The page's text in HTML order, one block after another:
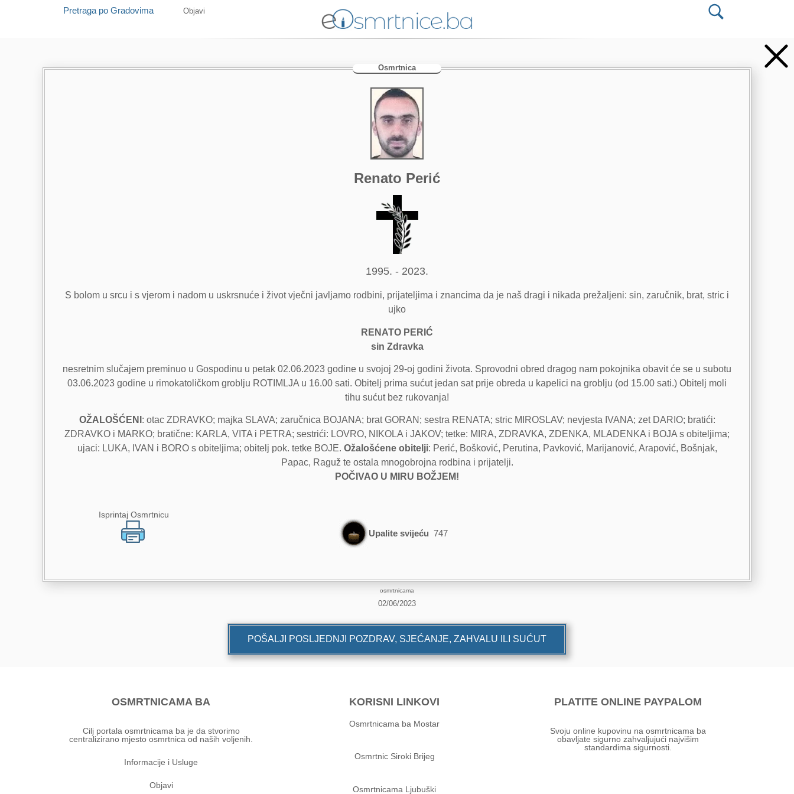
Pretraga po Gradovima Objavi
Osmrtnica
Renato Perić
1995. - 2023.
S bolom u srcu i s vjerom i nadom u uskrsnuće i život vječni javljamo rodbini, prijateljima i znancima da je naš dragi i nikada prežaljeni: sin, zaručnik, brat, stric i
ujko
RENATO PERIĆ
sin Zdravka
nesretnim slučajem preminuo u Gospodinu u petak 02.06.2023 godine u svojoj 29-oj godini života. Sprovodni obred dragog nam pokojnika obavit će se u subotu
03.06.2023 godine u rimokatoličkom groblju ROTIMLJA u 16.00 sati. Obitelj prima sućut jedan sat prije obreda u kapelici na groblju (od 15.00 sati.) Obitelj moli
tihu sućut bez rukovanja!
OŽALOŠĆENI : otac ZDRAVKO; majka SLAVA; zaručnica BOJANA; brat GORAN; sestra RENATA; stric MIROSLAV; nevjesta IVANA; zet DARIO; bratići:
ZDRAVKO i MARKO; bratične: KARLA, VITA i PETRA; sestrići: LOVRO, NIKOLA i JAKOV; tetke: MIRA, ZDRAVKA, ZDENKA, MLADENKA i BOJA s obiteljima;
ujaci: LUKA, IVAN i BORO s obiteljima; obitelj pok. tetke BOJE. Ožalošćene obitelji: Perić, Bošković, Perutina, Pavković, Marijanović, Arapović, Bošnjak,
Papac, Raguž te ostala mnogobrojna rodbina i prijatelji.
POČIVAO U MIRU BOŽJEM!
Isprintaj Osmrtnicu
Upalite svijeću 747
osmrtnicama
02/06/2023
POŠALJI POSLJEDNJI POZDRAV, SJEĆANJE, ZAHVALU ILI SUĆUT
OSMRTNICAMA BA
Cilj portala osmrtnicama ba je da stvorimo
centralizirano mjesto osmrtnica od naših voljenih.
Informacije i Usluge
Objavi
KORISNI LINKOVI
Osmrtnicama ba Mostar
Osmrtnic Siroki Brijeg
Osmrtnicama Ljubuški
PLATITE ONLINE PAYPALOM
Svoju online kupovinu na osmrtnicama ba
obavljate sigurno zahvaljujući najvišim
standardima sigurnosti.